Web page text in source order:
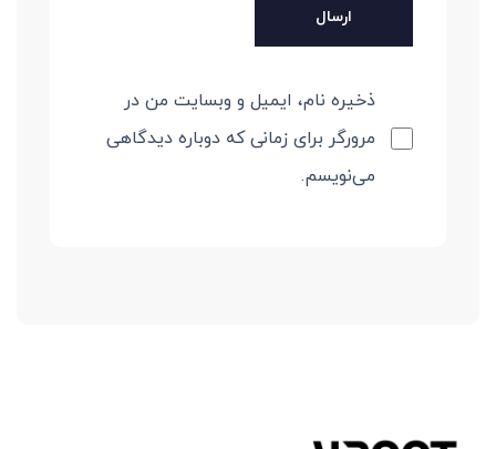
ذخیره نام، ایمیل و وبسایت من در
مرورگر برای زمانی که دوباره دیدگاهی
می‌نویسم.